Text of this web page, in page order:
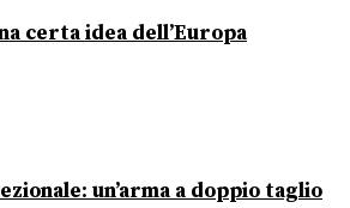
certa idea dell’Europa
un’arma a doppio taglio